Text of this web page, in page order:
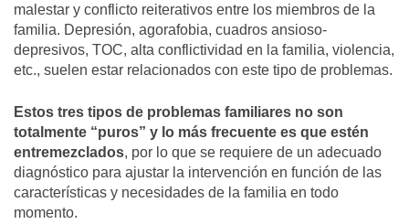
malestar y conflicto reiterativos entre los miembros de la
familia. Depresión, agorafobia, cuadros ansioso-
depresivos, TOC, alta conflictividad en la familia, violencia,
etc., suelen estar relacionados con este tipo de problemas.
Estos tres tipos de problemas familiares no son
totalmente “puros” y lo más frecuente es que estén
entremezclados, por lo que se requiere de un adecuado
diagnóstico para ajustar la intervención en función de las
características y necesidades de la familia en todo
momento.